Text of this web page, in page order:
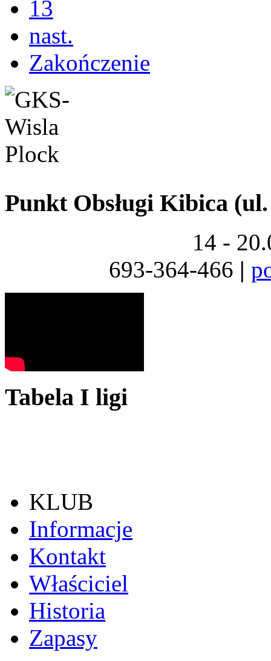
13
nast.
Zakończenie
Punkt Obsługi Kibica
14 -
693-364-466 |
Tabela I ligi
KLUB
Informacje
Kontakt
Właściciel
Historia
Zapasy